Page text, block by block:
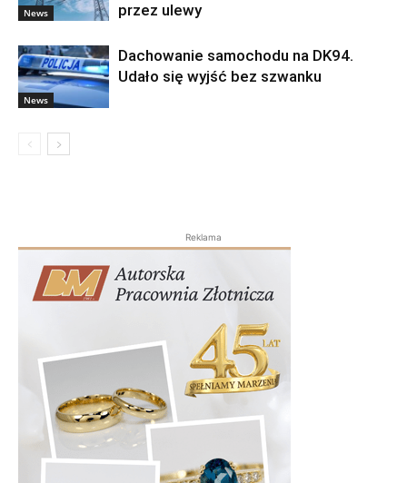
News
przez ulewy
News
Dachowanie samochodu na DK94.
Udało się wyjść bez szwanku
Reklama